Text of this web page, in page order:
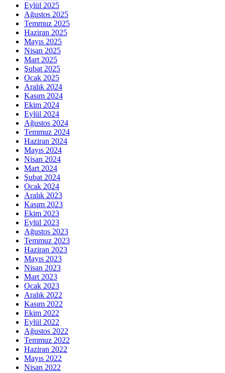
Eylül 2025
Ağustos 2025
Temmuz 2025
Haziran 2025
Mayıs 2025
Nisan 2025
Mart 2025
Şubat 2025
Ocak 2025
Aralık 2024
Kasım 2024
Ekim 2024
Eylül 2024
Ağustos 2024
Temmuz 2024
Haziran 2024
Mayıs 2024
Nisan 2024
Mart 2024
Şubat 2024
Ocak 2024
Aralık 2023
Kasım 2023
Ekim 2023
Eylül 2023
Ağustos 2023
Temmuz 2023
Haziran 2023
Mayıs 2023
Nisan 2023
Mart 2023
Ocak 2023
Aralık 2022
Kasım 2022
Ekim 2022
Eylül 2022
Ağustos 2022
Temmuz 2022
Haziran 2022
Mayıs 2022
Nisan 2022